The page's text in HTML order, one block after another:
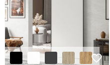
favorite_border